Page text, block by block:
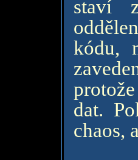
staví
kódu,
dat.
chaos,